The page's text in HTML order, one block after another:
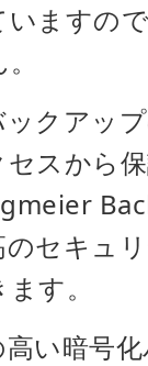
いますの
クアッ
スから
のセキュ
す。
い暗号